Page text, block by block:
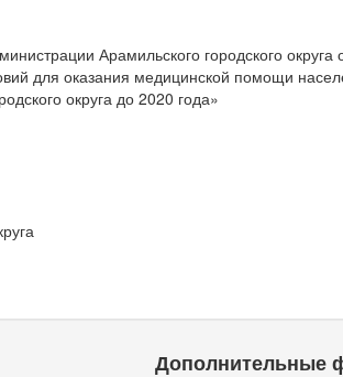
Арамильского городского
для оказания медицинской помощи
округа до 2020 года»
Дополнительные